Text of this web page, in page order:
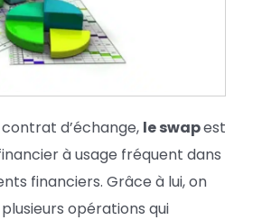
d’échange, le swapest
à usage fréquent dans
financiers. Grâce à lui, on
opérations qui